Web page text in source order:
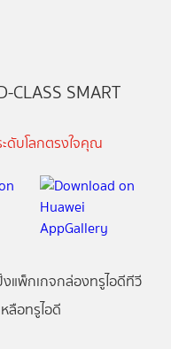
CLASS SMART
ดับโลกตรงใจคุณ
แพ็กเกจกล่องทรูไอดีทีวี
ลือทรูไอดี